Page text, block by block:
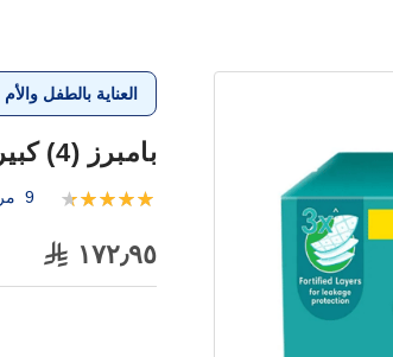
العناية بالطفل والأم
بامبرز (4) كبير من 9 ل 14 كيلو الصندوق الضخم 120 حفاضة
تقييم:
9
١٧٢٫٩٥